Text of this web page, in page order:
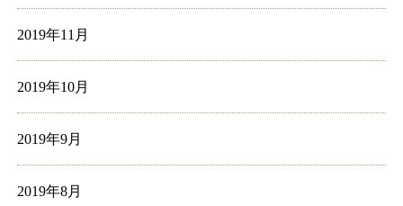
2019年11月
2019年10月
2019年9月
2019年8月